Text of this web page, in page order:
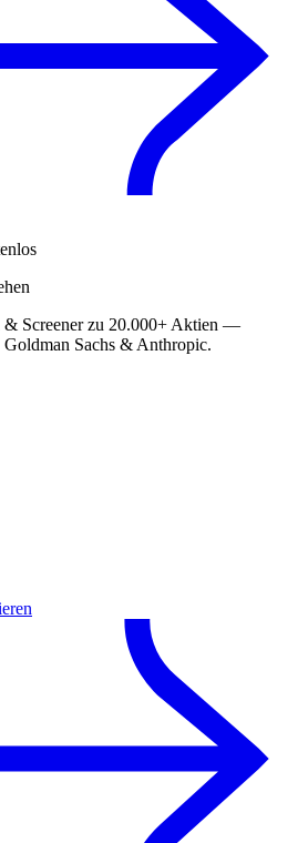
Screener zu 20.000+ Aktien —
Sachs & Anthropic.